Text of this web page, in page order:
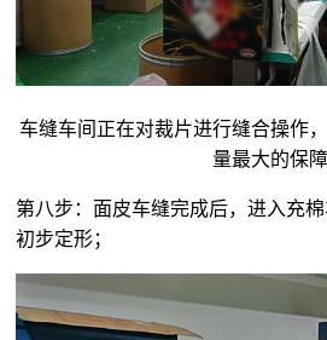
车缝车间正在对裁片进行缝合操作
量最大的保障
第八步：面皮车缝完成后，进入充
初步定形；